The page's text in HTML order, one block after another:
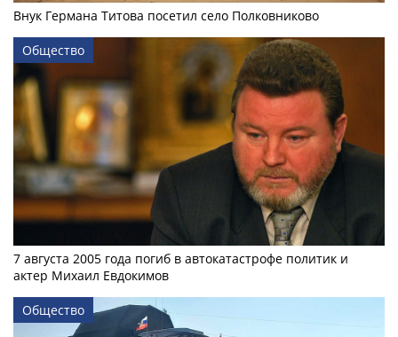
Внук Германа Титова посетил село Полковниково
Общество
7 августа 2005 года погиб в автокатастрофе политик и
актер Михаил Евдокимов
Общество